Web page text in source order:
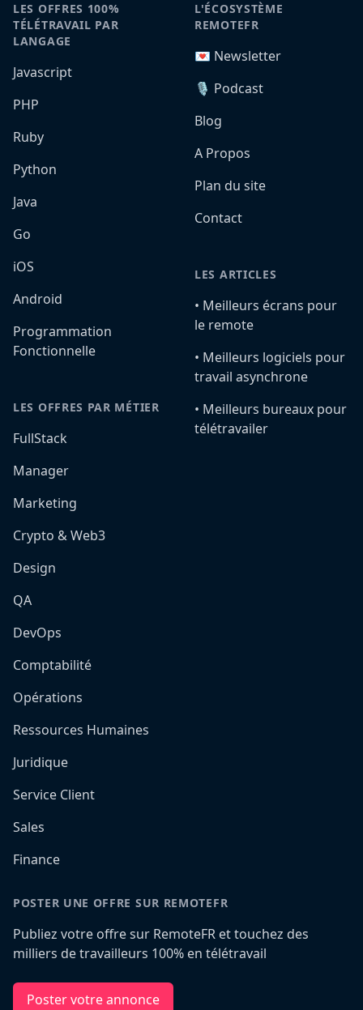
LES OFFRES 100%
TÉLÉTRAVAIL PAR
LANGAGE
Javascript
PHP
Ruby
Python
Java
Go
iOS
Android
Programmation
Fonctionnelle
LES OFFRES PAR MÉTIER
FullStack
Manager
Marketing
Crypto & Web3
Design
QA
DevOps
Comptabilité
Opérations
Ressources Humaines
Juridique
Service Client
Sales
Finance
L'ÉCOSYSTÈME
REMOTEFR
💌 Newsletter
🎙️ Podcast
Blog
A Propos
Plan du site
Contact
LES ARTICLES
•️ Meilleurs écrans pour
le remote
•️ Meilleurs logiciels pour
travail asynchrone
•️ Meilleurs bureaux pour
télétravailer
POSTER UNE OFFRE SUR REMOTEFR
Publiez votre offre sur RemoteFR et touchez des
milliers de travailleurs 100% en télétravail
Poster votre annonce